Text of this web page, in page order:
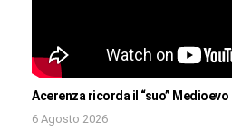
Acerenza ricorda il “suo” Medioevo
6 Agosto 2026